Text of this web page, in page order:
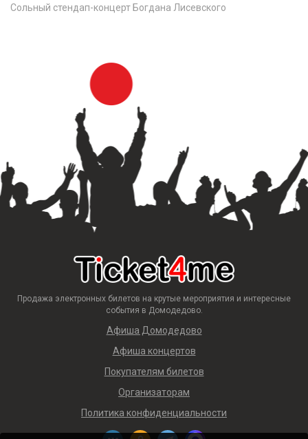
Сольный стендап-концерт Богдана Лисевского
Продажа электронных билетов на крутые мероприятия и интересные
события в Домодедово.
Афиша Домодедово
Афиша концертов
Покупателям билетов
Организаторам
Политика конфиденциальности